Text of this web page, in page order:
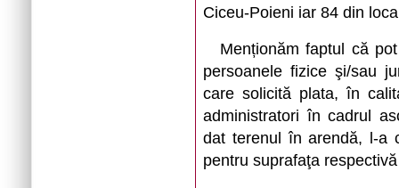
Ciceu-Poieni iar 84 din
Menționăm faptul că
persoanele fizice şi/sau
care solicită plata, în
administratori în cadrul
dat terenul în arendă, l-a
pentru suprafaţa